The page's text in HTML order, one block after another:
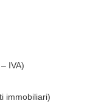
IVA)
immobiliari)